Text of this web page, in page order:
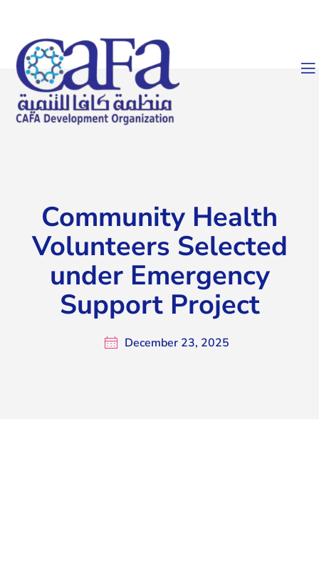
Community Health
Volunteers Selected
under Emergency
Support Project
December 23, 2025